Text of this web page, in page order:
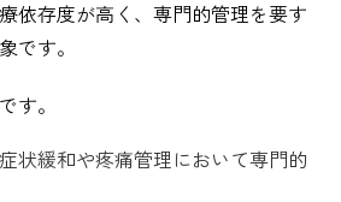
依存度が高く、専門的管理を要す
です。
す。
状緩和や疼痛管理において専門的